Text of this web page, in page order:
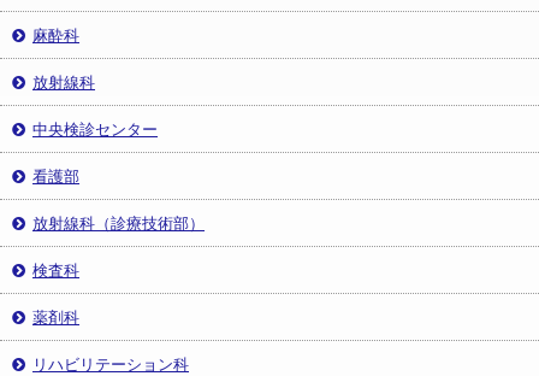
麻酔科
放射線科
中央検診センター
看護部
放射線科（診療技術部）
検査科
薬剤科
リハビリテーション科